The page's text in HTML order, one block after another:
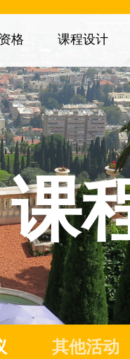
格 课程设计
课
其他活动